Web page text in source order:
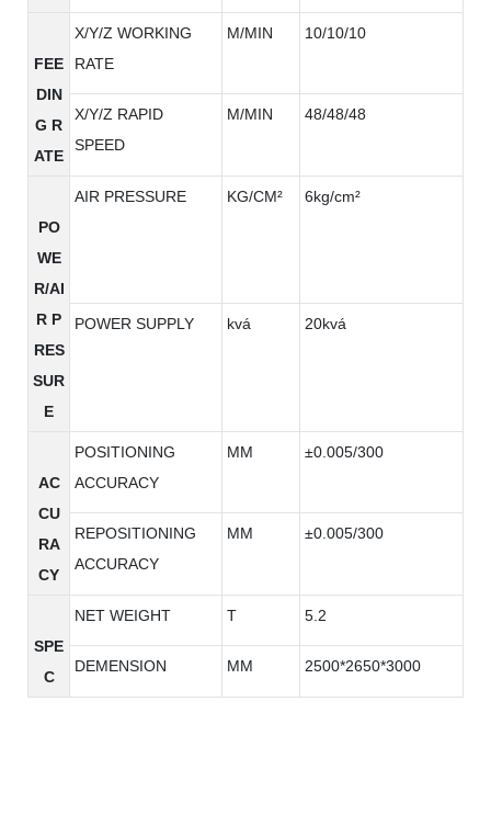
FEE
DIN
G R
ATE
X/Y/Z WORKING
RATE
M/MIN 10/10/10
X/Y/Z RAPID
SPEED
M/MIN 48/48/48
PO
WE
R/AI
R P
RES
SUR
E
AIR PRESSURE KG/CM² 6kg/cm²
POWER SUPPLY kvá 20kvá
AC
CU
RA
CY
POSITIONING
ACCURACY
MM ±0.005/300
REPOSITIONING
ACCURACY
MM ±0.005/300
SPE
C
NET WEIGHT T 5.2
DEMENSION MM 2500*2650*3000